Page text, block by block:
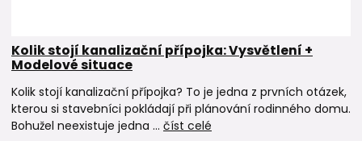
Kolik stojí kanalizační přípojka: Vysvětlení +
Modelové situace
Kolik stojí kanalizační přípojka? To je jedna z prvních otázek,
kterou si stavebníci pokládají při plánování rodinného domu.
Bohužel neexistuje jedna ... číst celé